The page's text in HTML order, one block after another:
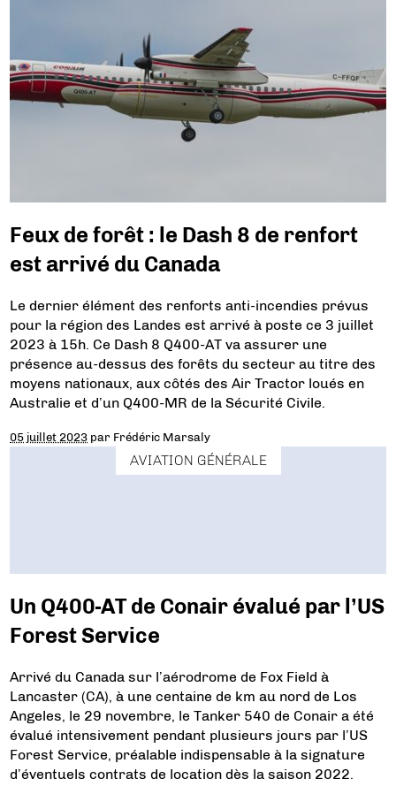
Feux de forêt : le Dash 8 de renfort
est arrivé du Canada
Le dernier élément des renforts anti-incendies prévus
pour la région des Landes est arrivé à poste ce 3 juillet
2023 à 15h. Ce Dash 8 Q400-AT va assurer une
présence au-dessus des forêts du secteur au titre des
moyens nationaux, aux côtés des Air Tractor loués en
Australie et d’un Q400-MR de la Sécurité Civile.
05 juillet 2023 par Frédéric Marsaly
AVIATION GÉNÉRALE
Un Q400-AT de Conair évalué par l’US
Forest Service
Arrivé du Canada sur l’aérodrome de Fox Field à
Lancaster (CA), à une centaine de km au nord de Los
Angeles, le 29 novembre, le Tanker 540 de Conair a été
évalué intensivement pendant plusieurs jours par l’US
Forest Service, préalable indispensable à la signature
d’éventuels contrats de location dès la saison 2022.